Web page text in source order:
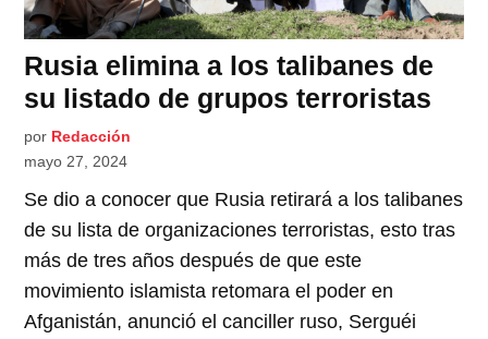
Rusia elimina a los talibanes de
su listado de grupos terroristas
por Redacción
mayo 27, 2024
Se dio a conocer que Rusia retirará a los talibanes
de su lista de organizaciones terroristas, esto tras
más de tres años después de que este
movimiento islamista retomara el poder en
Afganistán, anunció el canciller ruso, Serguéi